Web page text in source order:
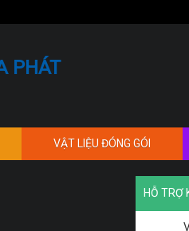
PHÁT
VẬT LIỆU ĐÓNG GÓI
HỖ TRỢ